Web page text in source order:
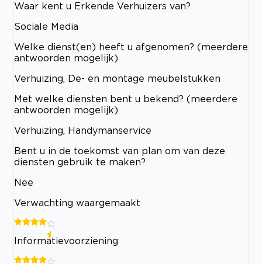
Waar kent u Erkende Verhuizers van?
Sociale Media
Welke dienst(en) heeft u afgenomen? (meerdere
antwoorden mogelijk)
Verhuizing, De- en montage meubelstukken
Met welke diensten bent u bekend? (meerdere
antwoorden mogelijk)
Verhuizing, Handymanservice
Bent u in de toekomst van plan om van deze
diensten gebruik te maken?
Nee
Verwachting waargemaakt
Informatievoorziening